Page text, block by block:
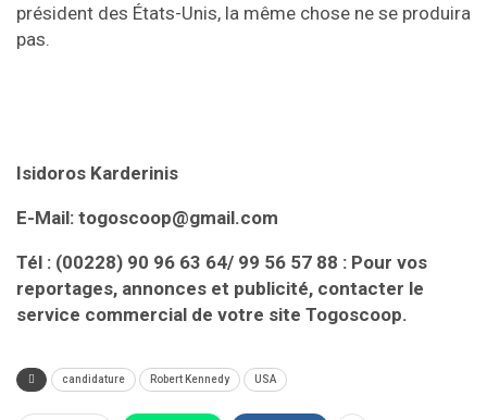
président des États-Unis, la même chose ne se produira
pas.
Isidoros Karderinis
E-Mail: togoscoop@gmail.com
Tél : (00228) 90 96 63 64/ 99 56 57 88 : Pour vos
reportages, annonces et publicité, contacter le
service commercial de votre site Togoscoop.
candidature Robert Kennedy USA